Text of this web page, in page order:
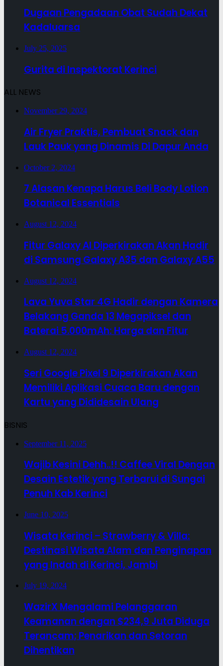
Dugaan Pengadaan Obat Sudah Dekat
Kadaluarsa
July 25, 2025
Gurita di Inspektorat Kerinci
ALL NEWS
November 29, 2024
Air Fryer Praktis, Pembuat Snack dan
Lauk Pauk yang Dinamis Di Dapur Anda
October 2, 2024
7 Alasan Kenapa Harus Beli Body Lotion
Botanical Essentials
August 12, 2024
Fitur Galaxy AI Diperkirakan Akan Hadir
di Samsung Galaxy A35 dan Galaxy A55
August 12, 2024
Lava Yuva Star 4G Hadir dengan Kamera
Belakang Ganda 13 Megapiksel dan
Baterai 5.000mAh: Harga dan Fitur
August 12, 2024
Seri Google Pixel 9 Diperkirakan Akan
Memiliki Aplikasi Cuaca Baru dengan
Kartu yang Dididesain Ulang
BISNIS
September 11, 2025
Wajib Kesini Dehh..!! Caffee Viral Dengan
Desain Estetik yang Terbarui di Sungai
Penuh Kab Kerinci
June 10, 2025
Wisata Kerinci – Strawberry & Villa:
Destinasi Wisata Alam dan Penginapan
yang Indah di Kerinci, Jambi
July 19, 2024
WazirX Mengalami Pelanggaran
Keamanan dengan $234,9 Juta Diduga
Terancam; Penarikan dan Setoran
Dihentikan